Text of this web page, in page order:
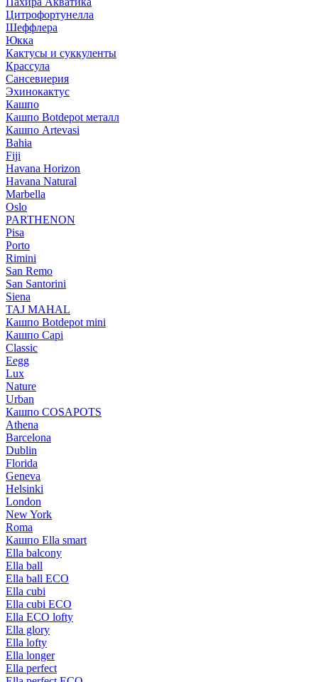
Цитрофортунелла
Шеффлера
Юкка
Кактусы и суккуленты
Крассула
Сансевиерия
Эхинокактус
Кашпо
Кашпо Botdepot металл
Кашпо Artevasi
Bahia
Fiji
Havana Horizon
Havana Natural
Marbella
Oslo
PARTHENON
Pisa
Porto
Rimini
San Remo
San Santorini
Siena
TAJ MAHAL
Кашпо Botdepot mini
Кашпо Capi
Classic
Eegg
Lux
Nature
Urban
Кашпо COSAPOTS
Athena
Barcelona
Dublin
Florida
Geneva
Helsinki
London
New York
Roma
Кашпо Ella smart
Ella balcony
Ella ball
Ella ball ECO
Ella cubi
Ella cubi ECO
Ella ECO lofty
Ella glory
Ella lofty
Ella longer
Ella perfect